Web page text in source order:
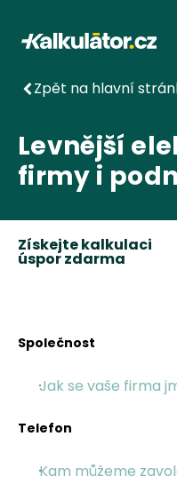
Kalkulátor.cz
Zpět na hlavní
Levnější
firmy i
Získejte kalkulaci
úspor zdarma
Společnost
Telefon